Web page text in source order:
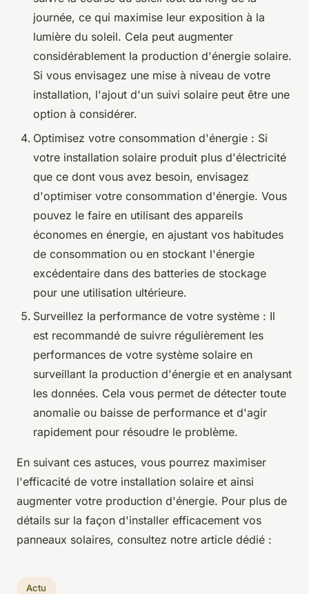
journée, ce qui maximise leur exposition à la
lumière du soleil. Cela peut augmenter
considérablement la production d'énergie solaire.
Si vous envisagez une mise à niveau de votre
installation, l'ajout d'un suivi solaire peut être une
option à considérer.
Optimisez votre consommation d'énergie : Si
votre installation solaire produit plus d'électricité
que ce dont vous avez besoin, envisagez
d'optimiser votre consommation d'énergie. Vous
pouvez le faire en utilisant des appareils
économes en énergie, en ajustant vos habitudes
de consommation ou en stockant l'énergie
excédentaire dans des batteries de stockage
pour une utilisation ultérieure.
Surveillez la performance de votre système : Il
est recommandé de suivre régulièrement les
performances de votre système solaire en
surveillant la production d'énergie et en analysant
les données. Cela vous permet de détecter toute
anomalie ou baisse de performance et d'agir
rapidement pour résoudre le problème.
En suivant ces astuces, vous pourrez maximiser
l'efficacité de votre installation solaire et ainsi
augmenter votre production d'énergie. Pour plus de
détails sur la façon d'installer efficacement vos
panneaux solaires, consultez notre article dédié :
Actu